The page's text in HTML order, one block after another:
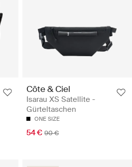
Côte & Ciel
Isarau XS Satellite -
Gürteltaschen
ONE SIZE
54 € 90 €